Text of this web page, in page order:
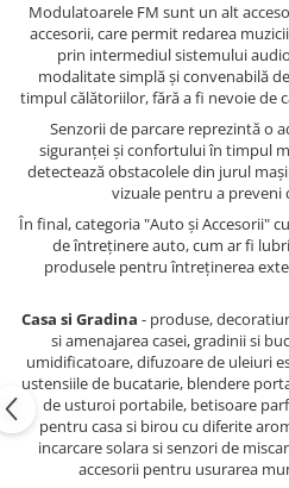
Modulatoarele FM sunt un alt
accesorii, care permit redarea
prin intermediul sistemului
modalitate simplă și convenabilă
timpul călătoriilor, fără a fi nevoie de
Senzorii de parcare reprezintă o
siguranței și confortului în timpul
detectează obstacolele din jurul
vizuale pentru a preveni
În final, categoria "Auto și Accesorii"
de întreținere auto, cum ar fi
produsele pentru întreținerea
Casa si Gradina - produse,
si amenajarea casei, gradinii si
umidificatoare, difuzoare de uleiuri
ustensiile de bucatarie, blendere
de usturoi portabile, betisoare
pentru casa si birou cu diferite
incarcare solara si senzori de
accesorii pentru usurarea